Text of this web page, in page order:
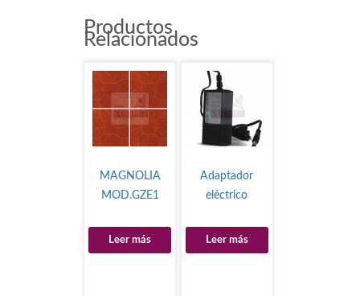
Productos
Relacionados
MAGNOLIA
MOD.GZE1
Leer más
Adaptador
eléctrico
Leer más